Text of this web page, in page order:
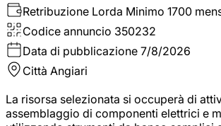
Retribuzione Lorda Minimo 1700
Codice annuncio 350232
Data di pubblicazione 7/8/2026
Città Angiari
La risorsa selezionata si occuperà di
assemblaggio di componenti elettrici e